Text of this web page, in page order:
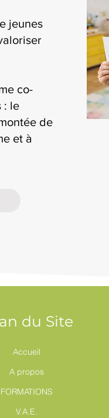
jeunes
co-
: le
de
et à
du Site
Accueil
A propos
FORMATIONS
V.A.E.